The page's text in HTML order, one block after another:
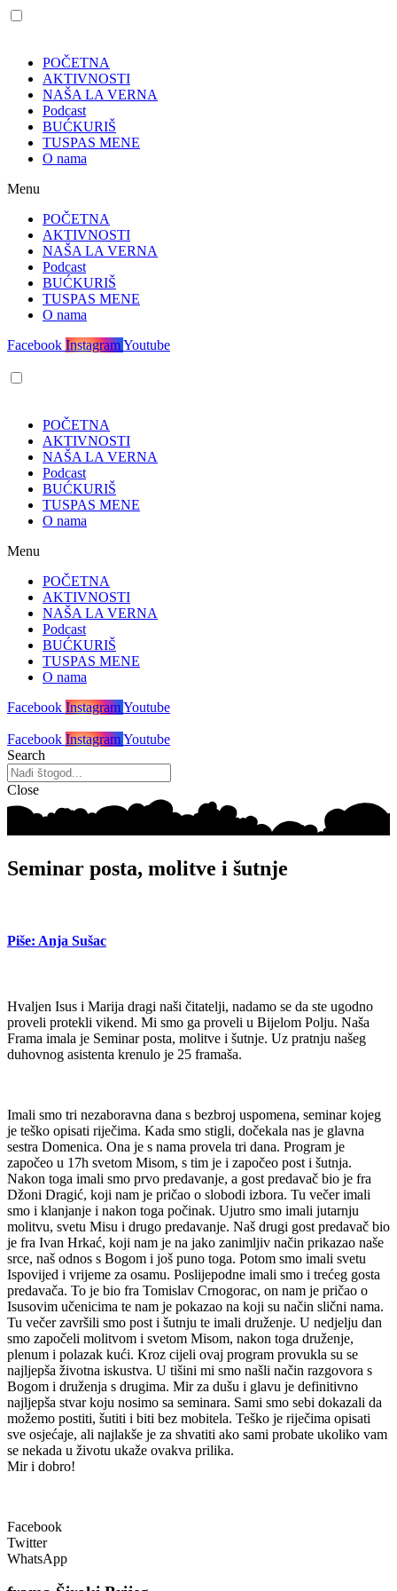
POČETNA
AKTIVNOSTI
NAŠA LA VERNA
Podcast
BUĆKURIŠ
TUSPAS MENE
O nama
Menu
POČETNA
AKTIVNOSTI
NAŠA LA VERNA
Podcast
BUĆKURIŠ
TUSPAS MENE
O nama
Facebook InstagramYoutube
POČETNA
AKTIVNOSTI
NAŠA LA VERNA
Podcast
BUĆKURIŠ
TUSPAS MENE
O nama
Menu
POČETNA
AKTIVNOSTI
NAŠA LA VERNA
Podcast
BUĆKURIŠ
TUSPAS MENE
O nama
Facebook InstagramYoutube
Facebook InstagramYoutube
Search
Close
Seminar posta, molitve i šutnje
Piše: Anja Sušac
Hvaljen Isus i Marija dragi naši čitatelji, nadamo se da ste ugodno
proveli protekli vikend. Mi smo ga proveli u Bijelom Polju. Naša
Frama imala je Seminar posta, molitve i šutnje. Uz pratnju našeg
duhovnog asistenta krenulo je 25 framaša.
Imali smo tri nezaboravna dana s bezbroj uspomena, seminar kojeg
je teško opisati riječima. Kada smo stigli, dočekala nas je glavna
sestra Domenica. Ona je s nama provela tri dana. Program je
započeo u 17h svetom Misom, s tim je i započeo post i šutnja.
Nakon toga imali smo prvo predavanje, a gost predavač bio je fra
Džoni Dragić, koji nam je pričao o slobodi izbora. Tu večer imali
smo i klanjanje i nakon toga počinak. Ujutro smo imali jutarnju
molitvu, svetu Misu i drugo predavanje. Naš drugi gost predavač bio
je fra Ivan Hrkać, koji nam je na jako zanimljiv način prikazao naše
srce, naš odnos s Bogom i još puno toga. Potom smo imali svetu
Ispovijed i vrijeme za osamu. Poslijepodne imali smo i trećeg gosta
predavača. To je bio fra Tomislav Crnogorac, on nam je pričao o
Isusovim učenicima te nam je pokazao na koji su način slični nama.
Tu večer završili smo post i šutnju te imali druženje. U nedjelju dan
smo započeli molitvom i svetom Misom, nakon toga druženje,
plenum i polazak kući. Kroz cijeli ovaj program provukla su se
najljepša životna iskustva. U tišini mi smo našli način razgovora s
Bogom i druženja s drugima. Mir za dušu i glavu je definitivno
najljepša stvar koju nosimo sa seminara. Sami smo sebi dokazali da
možemo postiti, šutiti i biti bez mobitela. Teško je riječima opisati
sve osjećaje, ali najlakše je za shvatiti ako sami probate ukoliko vam
se nekada u životu ukaže ovakva prilika.
Mir i dobro!
Facebook
Twitter
WhatsApp